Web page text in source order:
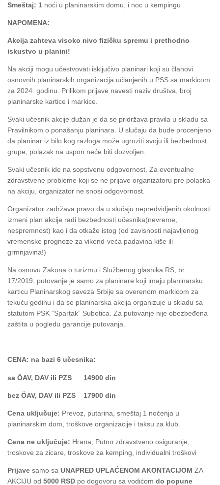
Smeštaj: 1 noći u planinarskim domu, i noc u kempingu
NAPOMENA:
Akcija zahteva visoko nivo fizičku spremu i prethodno
iskustvo u planini!
Na akciji mogu učestvovati isključivo planinari koji su članovi
osnovnih planinarskih organizacija učlanjenih u PSS sa markicom
za 2024. godinu. Prilikom prijave navesti naziv društva, broj
planinarske kartice i markice.
Svaki učesnik akcije dužan je da se pridržava pravila u skladu sa
Pravilnikom o ponašanju planinara. U slučaju da bude procenjeno
da planinar iz bilo kog razloga može ugroziti svoju ili bezbednost
grupe, polazak na uspon neće biti dozvoljen.
Svaki učesnik ide na sopstvenu odgovornost. Za eventualne
zdravstvene probleme koji se ne prijave organizatoru pre polaska
na akciju, organizator ne snosi odgovornost.
Organizator zadržava pravo da u slučaju nepredvidjenih okolnosti
izmeni plan akcije radi bezbednosti učesnika(nevreme,
nespremnost) kao i da otkaže istog (od zavisnosti najavljenog
vremenske prognoze za vikend-veća padavina kiše ili
grmnjavina!)
Na osnovu Zakona o turizmu i Službenog glasnika RS, br.
17/2019, putovanje je samo za planinare koji imaju planinarsku
karticu Planinarskog saveza Srbije sa overenom markicom za
tekuću godinu i da se planinarska akcija organizuje u skladu sa
statutom PSK “Spartak” Subotica. Za putovanje nije obezbeđena
zaštita u pogledu garancije putovanja.
CENA: na bazi 6 učesnika:
sa ÖAV, DAV ili PZS 14900 din
bez ÖAV, DAV ili PZS 17900 din
Cena uključuje: Prevoz, putarina, smeštaj 1 noćenja u
planinarskim dom, troškove organizacije i taksu za klub.
Cena ne uključuje: Hrana, Putno zdravstveno osiguranje,
troskove za zicare, troskove za kemping, individualni troškovi
Prijave samo sa UNAPRED UPLAĆENOM AKONTACIJOM ZA
AKCIJU od 5000 RSD po dogovoru sa vodićom do popune